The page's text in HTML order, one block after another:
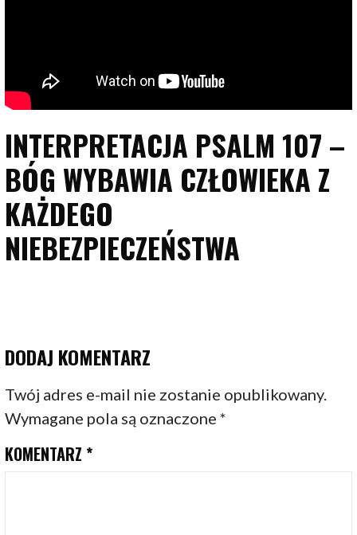
INTERPRETACJA PSALM 107 –
BÓG WYBAWIA CZŁOWIEKA Z
KAŻDEGO
NIEBEZPIECZEŃSTWA
DODAJ KOMENTARZ
Twój adres e-mail nie zostanie opublikowany.
Wymagane pola są oznaczone*
KOMENTARZ *